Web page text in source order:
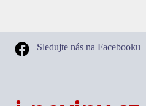
Sledujte nás na Facebooku